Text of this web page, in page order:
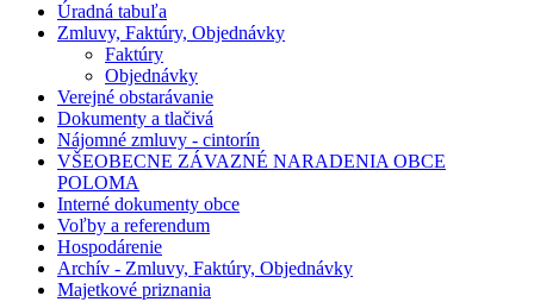
Úradná tabuľa
Zmluvy, Faktúry, Objednávky
Faktúry
Objednávky
Verejné obstarávanie
Dokumenty a tlačivá
Nájomné zmluvy - cintorín
VŠEOBECNE ZÁVAZNÉ NARADENIA OBCE
POLOMA
Interné dokumenty obce
Voľby a referendum
Hospodárenie
Archív - Zmluvy, Faktúry, Objednávky
Majetkové priznania